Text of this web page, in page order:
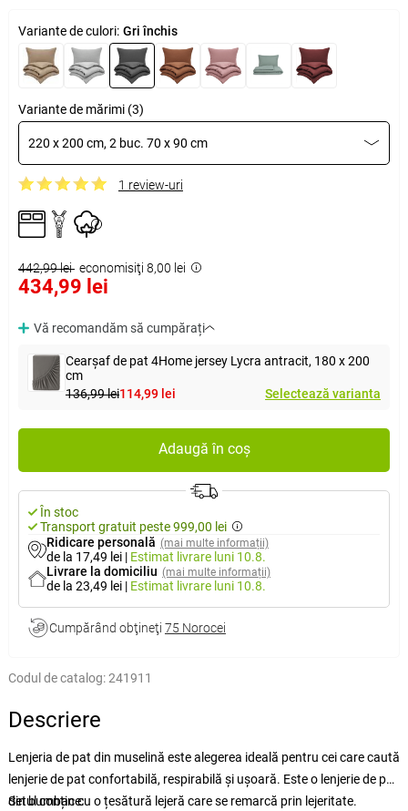
Variante de culori: Gri închis
Variante de mărimi (3)
220 x 200 cm, 2 buc. 70 x 90 cm
1 review-uri
442,99 lei economisiţi 8,00 lei
434,99 lei
Vă recomandăm să cumpărați
Cearșaf de pat 4Home jersey Lycra antracit, 180 x 200
cm
136,99 lei114,99 lei Selectează varianta
Adaugă în coș
În stoc
Transport gratuit peste 999,00 lei
Ridicare personală (mai multe informații)
de la 17,49 lei | Estimat livrare luni 10.8.
Livrare la domiciliu (mai multe informații)
de la 23,49 lei | Estimat livrare luni 10.8.
Cumpărând obţineţi 75 Norocei
Codul de catalog:241911
Descriere
Lenjeria de pat din muselină este alegerea ideală pentru cei care caută
lenjerie de pat confortabilă, respirabilă și ușoară. Este o lenjerie de pat
din bumbac cu o țesătură lejeră care se remarcă prin lejeritate.
Setul conține: